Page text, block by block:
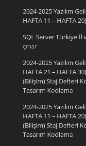
2024-2025 Yazılım
HAFTA 11 – HAFTA 20)
SQL Server Türkiye İl
çınar
2024-2025 Yazılım
HAFTA 21 – HAFTA 30)
(Bilişim) Staj Defteri
Tasarım Kodlama
2024-2025 Yazılım
HAFTA 11 – HAFTA 20)
(Bilişim) Staj Defteri
Tasarım Kodlama